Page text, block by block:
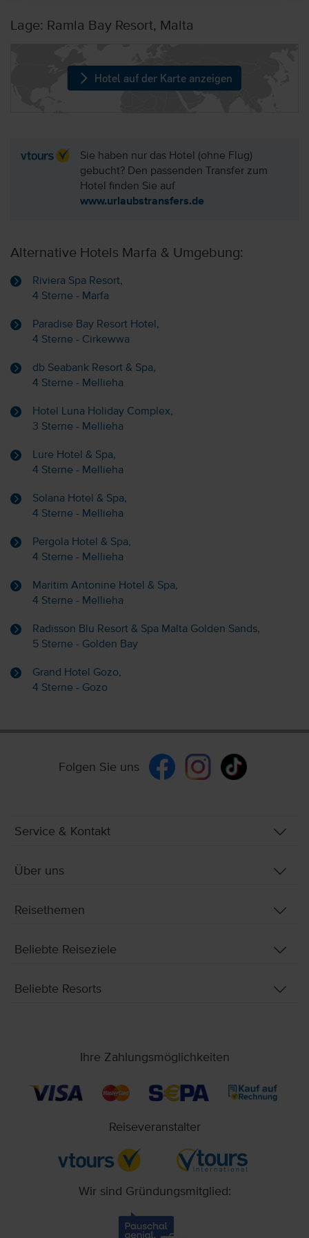
Lage: Ramla Bay Resort, Malta
Hotel auf der Karte anzeigen
Sie haben nur das Hotel (ohne Flug)
gebucht? Den passenden Transfer zum
Hotel finden Sie auf
www.urlaubstransfers.de
Alternative Hotels Marfa & Umgebung:
Riviera Spa Resort,
4 Sterne - Marfa
Paradise Bay Resort Hotel,
4 Sterne - Cirkewwa
db Seabank Resort & Spa,
4 Sterne - Mellieha
Hotel Luna Holiday Complex,
3 Sterne - Mellieha
Lure Hotel & Spa,
4 Sterne - Mellieha
Solana Hotel & Spa,
4 Sterne - Mellieha
Pergola Hotel & Spa,
4 Sterne - Mellieha
Maritim Antonine Hotel & Spa,
4 Sterne - Mellieha
Radisson Blu Resort & Spa Malta Golden Sands,
5 Sterne - Golden Bay
Grand Hotel Gozo,
4 Sterne - Gozo
Folgen Sie uns
Service & Kontakt
Über uns
Reisethemen
Beliebte Reiseziele
Beliebte Resorts
Ihre Zahlungsmöglichkeiten
Reiseveranstalter
Wir sind Gründungsmitglied: